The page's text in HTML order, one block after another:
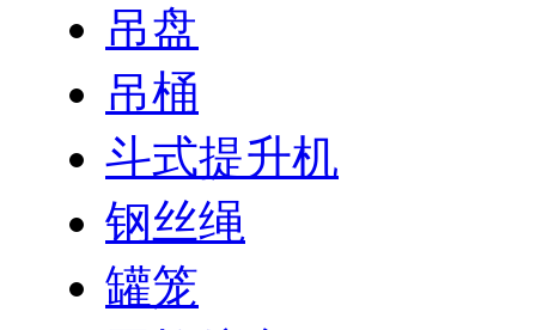
吊盘
吊桶
斗式提升机
钢丝绳
罐笼